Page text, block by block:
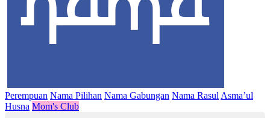
Perempuan Nama Pilihan Nama Gabungan Nama Rasul Asma’ul
Husna Mom's Club